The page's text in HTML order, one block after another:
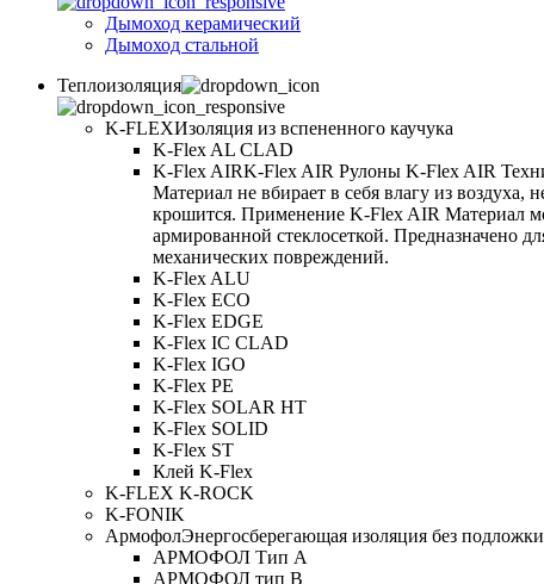
Дымоход керамический
Дымоход стальной
Теплоизоляция
K-FLEXИзоляция из вспененного каучука
K-Flex AL CLAD
K-Flex AIRK-Flex AIR Рулоны K-Flex AIR
Материал не вбирает в себя влагу из воздуха,
крошится. Применение K-Flex AIR Материал
армированной стеклосеткой. Предназначено
механических повреждений.
K-Flex ALU
K-Flex ECO
K-Flex EDGE
K-Flex IC CLAD
K-Flex IGO
K-Flex PE
K-Flex SOLAR HT
K-Flex SOLID
K-Flex ST
Клей K-Flex
K-FLEX K-ROCK
K-FONIK
АрмофолЭнергосберегающая изоляция без подложки
АРМОФОЛ Тип А
АРМОФОЛ тип В